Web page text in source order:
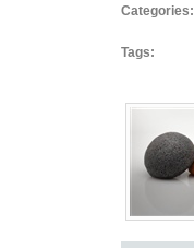
Categories:
Tags: